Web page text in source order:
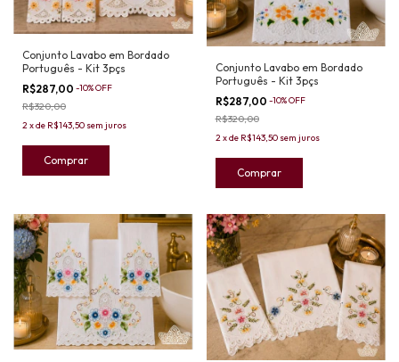
Conjunto Lavabo em Bordado
Português - Kit 3pçs
R$287,00 -10%OFF
R$320,00
2xde R$143,50 sem juros
Conjunto Lavabo em Bordado
Português - Kit 3pçs
R$287,00 -10%OFF
R$320,00
2xde R$143,50 sem juros